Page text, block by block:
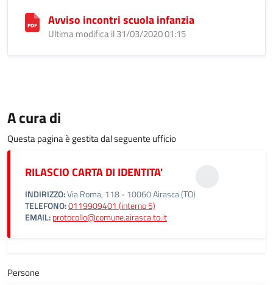
Avviso incontri scuola infanzia
Ultima modifica il 31/03/2020 01:15
A cura di
Questa pagina è gestita dal seguente ufficio
RILASCIO CARTA DI IDENTITA'
INDIRIZZO:Via Roma, 118 - 10060 Airasca (TO)
TELEFONO:0119909401 (interno 5)
EMAIL:protocollo@comune.airasca.to.it
Persone